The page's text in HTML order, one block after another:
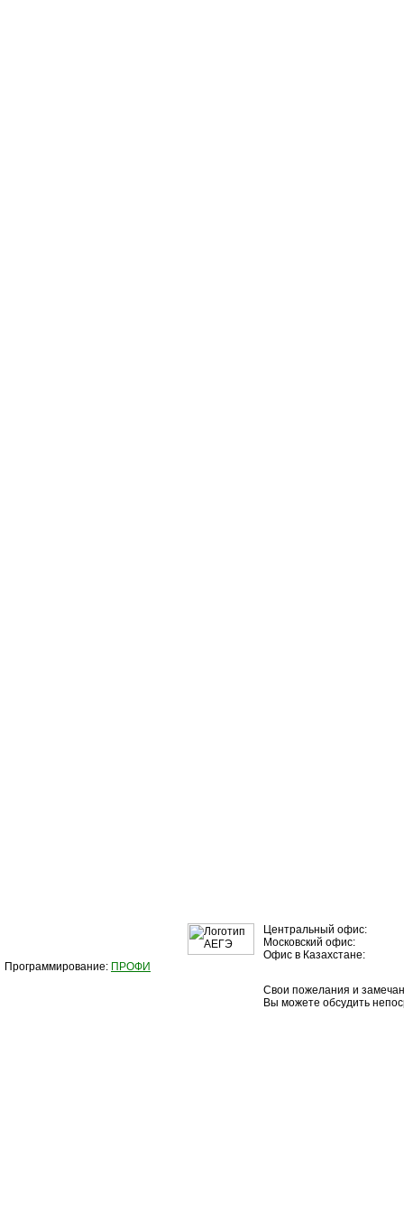
Программирование: ПРОФИ
Центральный офис:
Московский офис:
Офис в Казахстане:
Свои пожелания и
Вы можете обсудить